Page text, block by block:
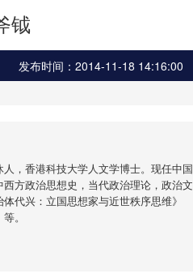
钺
发布时间：2014-11-18 14:16:00
，香港科技大学人文学博士。现任中国
方政治思想史，当代政治理论，政治文
代兴：立国思想家与近世秩序思维》
。